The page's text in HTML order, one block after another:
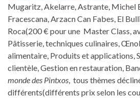
Mugaritz, Akelarre, Astrante, Michel
Fracescana, Arzacn Can Fabes, El
Roca(200 € pour une Master Class,
Pâtisserie, techniques culinaires,
alimentaire, Produits et applications,
clientèle, Gestion en restauration,
monde des Pintxos, tous thèmes
différents(différents prix selon les